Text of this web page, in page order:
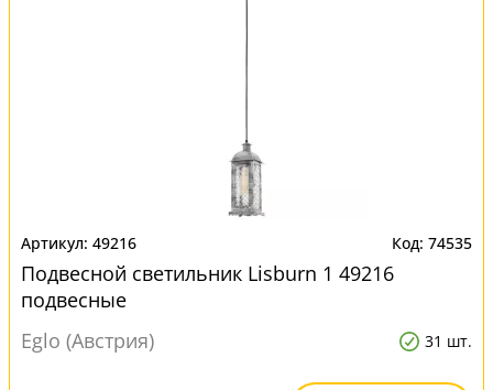
49216 74535
Подвесной светильник Lisburn 1 49216
подвесные
Eglo (Австрия)
31 шт.